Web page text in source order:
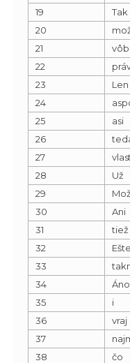
19
Tak
20
21
22
23
Len
24
25
asi
26
27
28
Už
29
30
Ani
31
tiež
32
Ešte
33
34
Áno
35
i
36
vraj
37
38
čo